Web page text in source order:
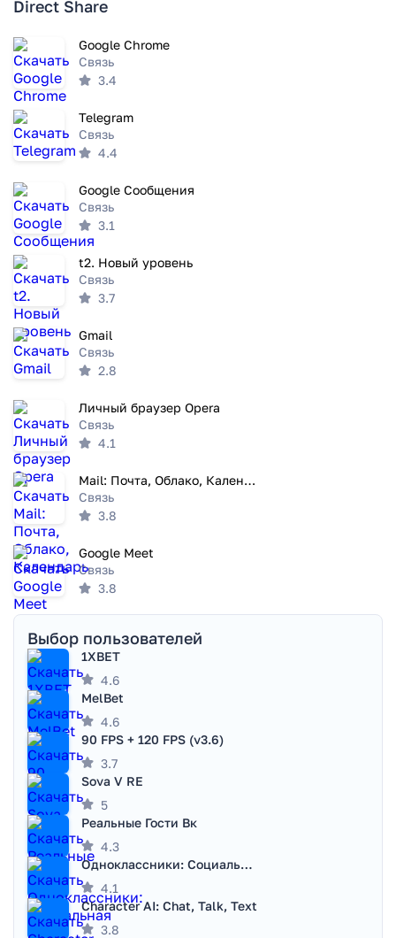
Direct Share
Google Chrome
Связь
3.4
Telegram
Связь
4.4
Google Сообщения
Связь
3.1
t2. Новый уровень
Связь
3.7
Gmail
Связь
2.8
Личный браузер Opera
Связь
4.1
Mail: Почта, Облако, Календарь
Связь
3.8
Google Meet
Связь
3.8
Выбор пользователей
1XBET
4.6
MelBet
4.6
90 FPS + 120 FPS (v3.6)
3.7
Sova V RE
5
Реальные Гости Вк
4.3
Одноклассники: Социальная сеть
4.1
Character AI: Chat, Talk, Text
3.8